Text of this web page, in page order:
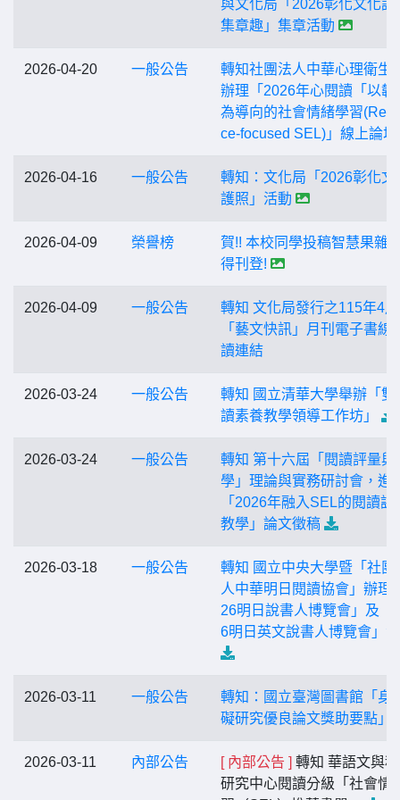
與文化局「2026彰化文化護
集章趣」集章活動
2026-04-20 一般公告
轉知社團法人中華心理衛生
辦理「2026年心閱讀「以韌
為導向的社會情緒學習
ce-focused SEL)」線上論壇
2026-04-16 一般公告
轉知：文化局「2026彰化文
護照」活動
2026-04-09 榮譽榜
賀!! 本校同學投稿智慧果雜
得刊登!
2026-04-09 一般公告
轉知 文化局發行之115年4
「藝文快訊」月刊電子書線
讀連結
2026-03-24 一般公告
轉知 國立清華大學舉辦「雙
讀素養教學領導工作坊」
2026-03-24 一般公告
轉知 第十六屆「閱讀評量與
學」理論與實務研討會，進
「2026年融入SEL的閱讀課
教學」論文徵稿
2026-03-18 一般公告
轉知 國立中央大學暨「社團
人中華明日閱讀協會」辦理
26明日說書人博覽會」及「
6明日英文說書人博覽會」
2026-03-11 一般公告
轉知：國立臺灣圖書館「身
礙研究優良論文獎助要點」
2026-03-11 內部公告 [ 內部公告 ] 轉知 華語文與
研究中心閱讀分級「社會情